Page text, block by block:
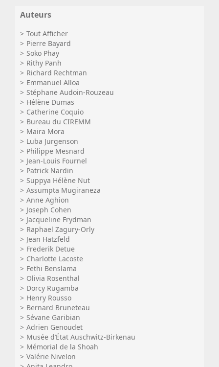
Auteurs
Tout Afficher
Pierre Bayard
Soko Phay
Rithy Panh
Richard Rechtman
Emmanuel Alloa
Stéphane Audoin-Rouzeau
Hélène Dumas
Catherine Coquio
Bureau du CIREMM
Maira Mora
Luba Jurgenson
Philippe Mesnard
Jean-Louis Fournel
Patrick Nardin
Suppya Hélène Nut
Assumpta Mugiraneza
Anne Aghion
Joseph Cohen
Jacqueline Frydman
Raphael Zagury-Orly
Jean Hatzfeld
Frederik Detue
Charlotte Lacoste
Fethi Benslama
Olivia Rosenthal
Dorcy Rugamba
Henry Rousso
Bernard Bruneteau
Sévane Garibian
Adrien Genoudet
Musée d’État Auschwitz-Birkenau
Mémorial de la Shoah
Valérie Nivelon